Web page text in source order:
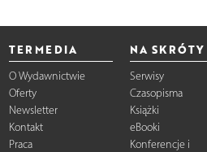
TERMEDIA
O Wydawnictwie
Oferty
Newsletter
Kontakt
Praca
NA SKRÓTY
Serwisy
Czasopisma
Książki
eBooki
Konferencje i